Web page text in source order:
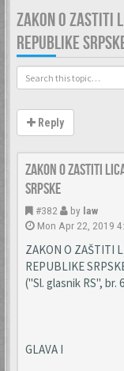
ZAKON O ZASTITI
REPUBLIKE
Reply
Zakon o zastiti
Srpske
#382 by law
Mon Apr 22, 2019
ZAKON O ZAŠTITI
REPUBLIKE
("Sl. glasnik RS", br.
GLAVA I